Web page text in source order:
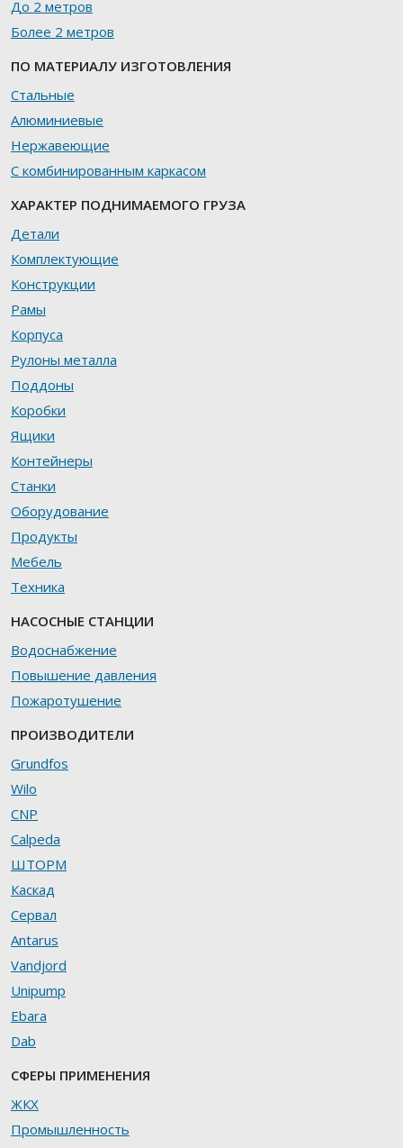
До 2 метров
Более 2 метров
ПО МАТЕРИАЛУ ИЗГОТОВЛЕНИЯ
Стальные
Алюминиевые
Нержавеющие
С комбинированным каркасом
ХАРАКТЕР ПОДНИМАЕМОГО ГРУЗА
Детали
Комплектующие
Конструкции
Рамы
Корпуса
Рулоны металла
Поддоны
Коробки
Ящики
Контейнеры
Станки
Оборудование
Продукты
Мебель
Техника
НАСОСНЫЕ СТАНЦИИ
Водоснабжение
Повышение давления
Пожаротушение
ПРОИЗВОДИТЕЛИ
Grundfos
Wilo
CNP
Calpeda
ШТОРМ
Каскад
Сервал
Antarus
Vandjord
Unipump
Ebara
Dab
СФЕРЫ ПРИМЕНЕНИЯ
ЖКХ
Промышленность